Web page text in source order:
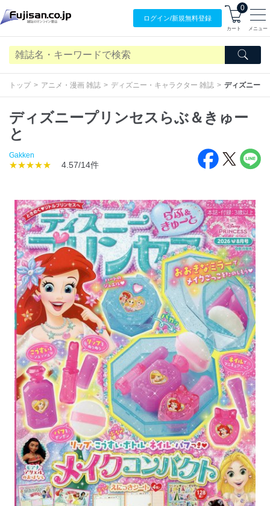
ログイン/新規無料登録
0
カート メニュー
トップ アニメ・漫画 雑誌 ディズニー・キャラクター 雑誌 ディズニープ
ディズニープリンセスらぶ＆きゅー
と
Gakken
★★★★★ 4.57/14件